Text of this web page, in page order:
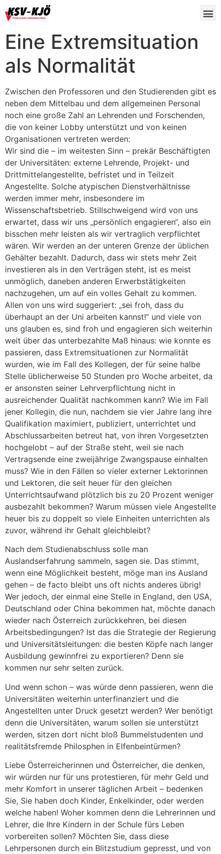
Eine Extremsituation
als Normalität
Zwischen den Professoren und den Studierenden gibt es
neben dem Mittelbau und dem allgemeinen Personal
noch eine große Zahl an Lehrenden und Forschenden,
die von keiner Lobby unterstützt und von keinen
Organisationen vertreten werden:
Wir sind die – im weitesten Sinn – prekär Beschäftigten
der Universitäten: externe Lehrende, Projekt- und
Drittmittelangestellte, befristet und in Teilzeit
Angestellte. Solche atypischen Dienstverhältnisse
werden immer mehr, insbesondere im
Wissenschaftsbetrieb. Stillschweigend wird von uns
erwartet, dass wir uns „persönlich engagieren“, also ein
bisschen mehr leisten als wir vertraglich verpflichtet
wären. Wir werden an der unteren Grenze der üblichen
Gehälter bezahlt. Dadurch, dass wir stets mehr Zeit
investieren als in den Verträgen steht, ist es meist
unmöglich, daneben anderen Erwerbstätigkeiten
nachzugehen, um auf ein volles Gehalt zu kommen.
Allen von uns wird suggeriert: „sei froh, dass du
überhaupt an der Uni arbeiten kannst!“ und viele von
uns glauben es, sind froh und engagieren sich weiterhin
weit über das unterbezahlte Maß hinaus: wie konnte es
passieren, dass Extremsituationen zur Normalität
wurden, wie im Fall des Kollegen, der für seine halbe
Stelle üblicherweise 50 Stunden pro Woche arbeitet, da
er ansonsten seiner Lehrverpflichtung nicht in
ausreichender Qualität nachkommen kann? Wie im Fall
jener Kollegin, die nun, nachdem sie vier Jahre lang ihre
Qualifikation maximiert, publiziert, unterrichtet und
Abschlussarbeiten betreut hat, von ihren Vorgesetzten
hochgelobt – auf der Straße steht, weil sie nach
Vertragsende eine zweijährige Zwangspause einhalten
muss? Wie in den Fällen so vieler externer Lektorinnen
und Lektoren, die seit heuer für den gleichen
Unterrichtsaufwand plötzlich bis zu 20 Prozent weniger
ausbezahlt bekommen? Warum müssen viele Angestellte
heuer bis zu doppelt so viele Einheiten unterrichten als
zuvor, während ihr Gehalt gleichbleibt?
Nach dem Studienabschluss solle man
Auslandserfahrung sammeln, sagen sie. Das stimmt,
wenn eine Möglichkeit besteht, möge man ins Ausland
gehen – de facto bleibt uns oft nichts anderes übrig!
Wer jedoch, der einmal eine Stelle in England, den USA,
Deutschland oder China bekommen hat, möchte danach
wieder nach Österreich zurückkehren, bei diesen
Arbeitsbedingungen? Ist das die Strategie der Regierung
und Universitätsleitungen: die besten Köpfe nach langer
Ausbildung gewinnfrei zu exportieren? Denn sie
kommen nur sehr selten zurück.
Und wenn schon – was würde denn passieren, wenn die
Universitäten weiterhin unterfinanziert und die
Angestellten unter Druck gesetzt werden? Wer benötigt
denn die Universitäten, warum sollen sie unterstützt
werden, sitzen dort nicht bloß Bummelstudenten und
realitätsfremde Philosphen in Elfenbeintürmen?
Liebe Österreicherinnen und Österreicher, die denken,
wir würden nur für uns protestieren, für mehr Geld und
mehr Komfort in unserer täglichen Arbeit – bedenken
Sie, Sie haben doch Kinder, Enkelkinder, oder werden
welche haben! Woher kommen denn die Lehrerinnen und
Lehrer, die Ihre Kindern in der Schule fürs Leben
vorbereiten sollen? Möchten Sie, dass diese
Lehrpersonen durch ein Blitzstudium gepresst, und von